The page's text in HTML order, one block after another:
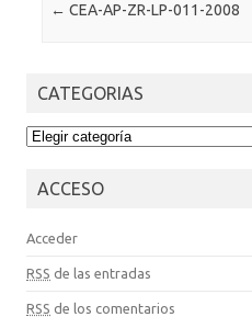
Post navigation
← CEA-AP-ZR-LP-011-2008
CATEGORIAS
CATEGORIAS
ACCESO
Acceder
RSS de las entradas
RSS de los comentarios